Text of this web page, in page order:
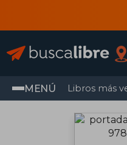
MENÚ Libros más